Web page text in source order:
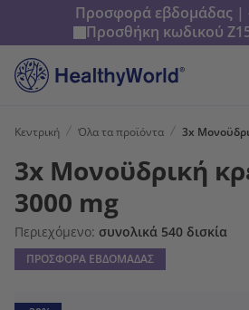
Προσφορά εβδομάδας |
Προσθήκη κωδικού
Κεντρική Όλα τα προϊόντα
3x Mονοϋδρική
3000 mg
Περιεχόμενο: συνολικά 540 δισκία
ΠΡΟΣΦΟΡΑ ΕΒΔΟΜΑΔΑΣ